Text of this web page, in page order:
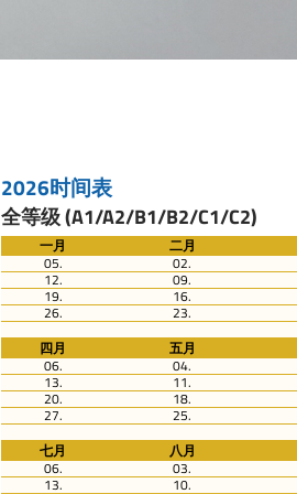
2026时间表
全等级 (A1/A2/B1/B2/C1/C2)
一月 二月
05.
02.
12. 09.
19. 16.
26. 23.
四月
五月
06.
04.
13. 11.
20. 18.
27. 25.
七月
八月
06.
03.
13. 10.